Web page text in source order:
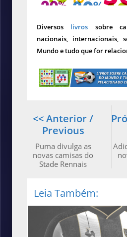
Diversos livros sobre
nacionais, internacionais,
Mundo e tudo que for
<< Anterior /
Previous
Puma divulga as
novas camisas do
Stade Rennais
Leia Também: